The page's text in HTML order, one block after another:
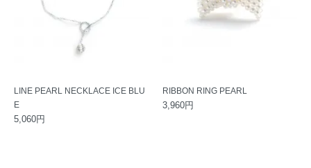
LINE PEARL NECKLACE ICE BLU
E
5,060円
RIBBON RING PEARL
3,960円